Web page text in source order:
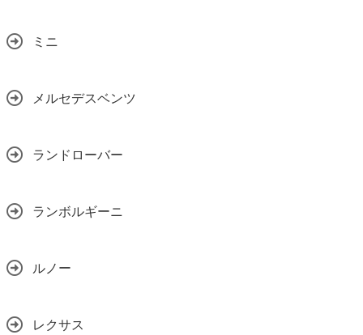
ミニ
メルセデスベンツ
ランドローバー
ランボルギーニ
ルノー
レクサス